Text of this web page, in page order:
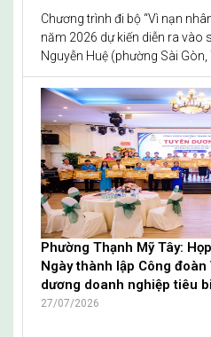
Chương trình đi bộ “Vì nạn
năm 2026 dự kiến diễn ra vào
Nguyễn Huệ (phường Sài
của 5.000 người.
Phường Thạnh Mỹ Tây:
Ngày thành lập Công đoàn
dương doanh nghiệp tiêu
27/07/2026